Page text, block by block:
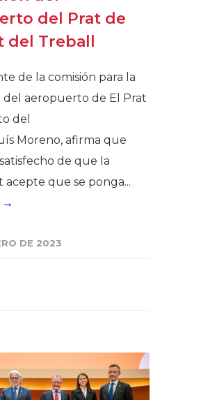
del Prat de
del Treball
de la comisión para la
del aeropuerto de El Prat
del
Moreno, afirma que
de que la
acepte que se ponga...
→
DE 2023